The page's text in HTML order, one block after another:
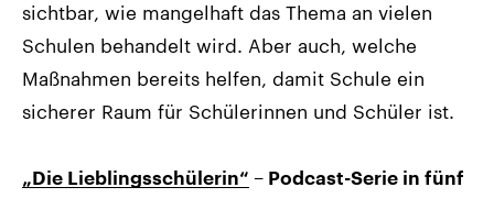
sichtbar, wie mangelhaft das Thema an vielen
Schulen behandelt wird. Aber auch, welche
Maßnahmen bereits helfen, damit Schule ein
sicherer Raum für Schülerinnen und Schüler ist.
„Die Lieblingsschülerin“ – Podcast-Serie in fünf